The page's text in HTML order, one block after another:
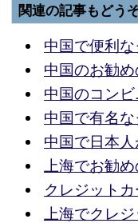
関連の記事もどう
中国で便利
中国のお勧
中国のコン
中国で有名
中国で日本
上海でお勧
クレジット
上海でクレ